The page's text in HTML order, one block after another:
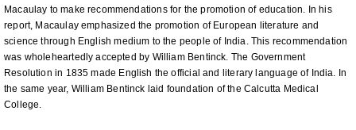
Macaulay to make recommendations for the promotion of education. In his
report, Macaulay emphasized the promotion of European literature and
science through English medium to the people of India. This recommendation
was wholeheartedly accepted by William Bentinck. The Government
Resolution in 1835 made English the official and literary language of India. In
the same year, William Bentinck laid foundation of the Calcutta Medical
College.